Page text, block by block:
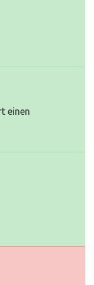
einen